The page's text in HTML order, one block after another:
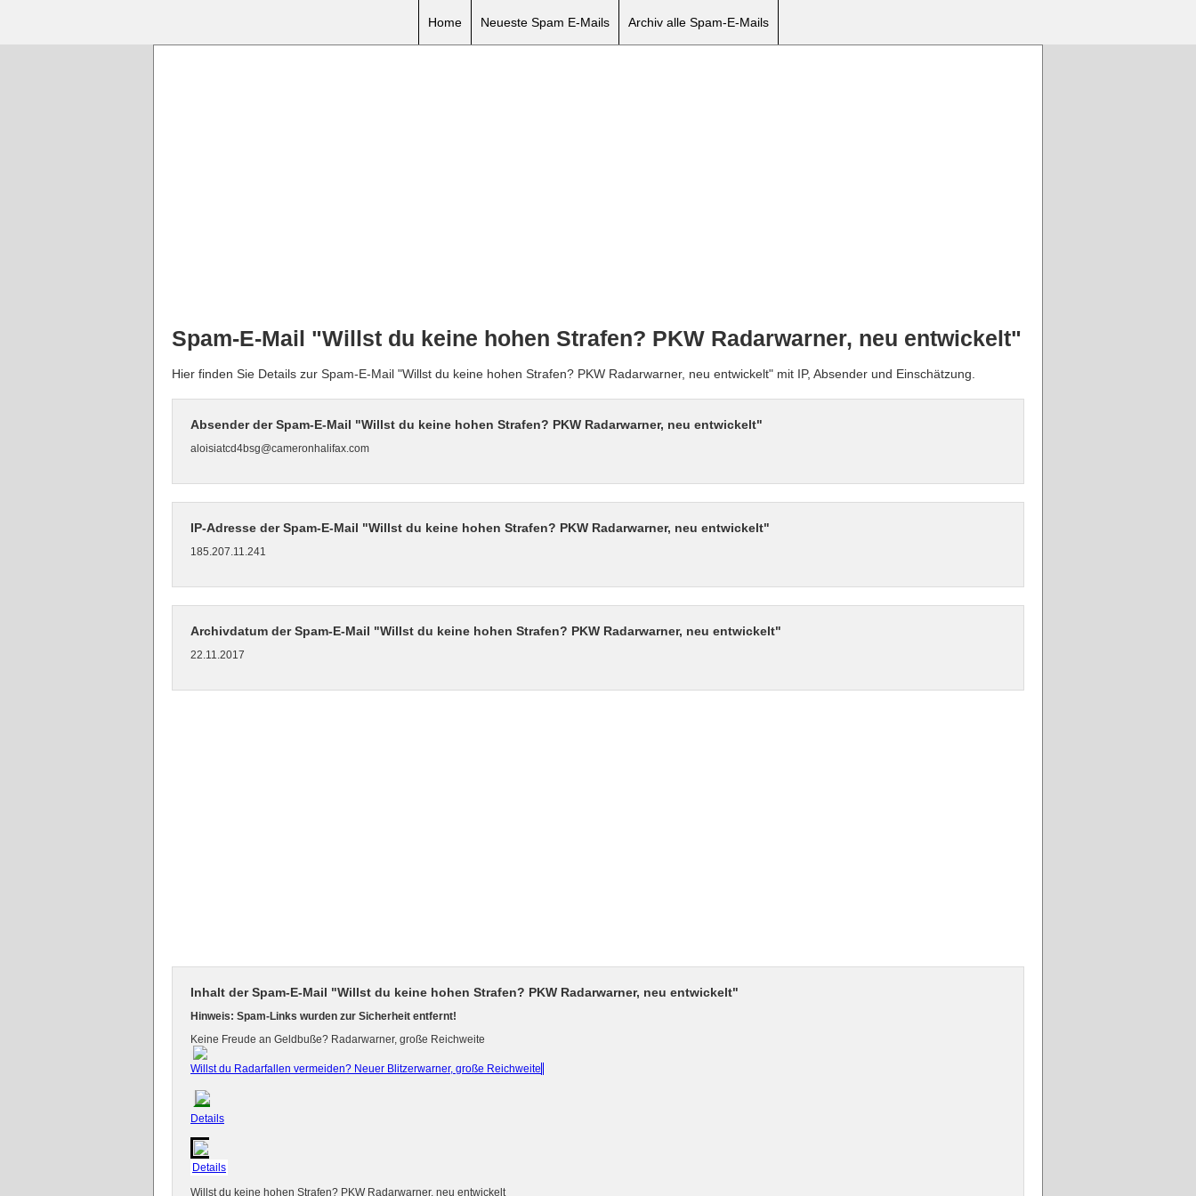
Home Neueste Spam E-Mails Archiv alle Spam-E-Mails
Spam-E-Mail "Willst du keine hohen Strafen? PKW Radarwarner, neu entwickelt"
Hier finden Sie Details zur Spam-E-Mail "Willst du keine hohen Strafen? PKW Radarwarner, neu entwickelt" mit IP, Absender und Einschätzung.
Absender der Spam-E-Mail "Willst du keine hohen Strafen? PKW Radarwarner, neu entwickelt"
aloisiatcd4bsg@cameronhalifax.com
IP-Adresse der Spam-E-Mail "Willst du keine hohen Strafen? PKW Radarwarner, neu entwickelt"
185.207.11.241
Archivdatum der Spam-E-Mail "Willst du keine hohen Strafen? PKW Radarwarner, neu entwickelt"
22.11.2017
Inhalt der Spam-E-Mail "Willst du keine hohen Strafen? PKW Radarwarner, neu entwickelt"
Hinweis: Spam-Links wurden zur Sicherheit entfernt!
Keine Freude an Geldbuße? Radarwarner, große Reichweite
Willst du Radarfallen vermeiden? Neuer Blitzerwarner, große Reichweite
Details
Details
Willst du keine hohen Strafen? PKW Radarwarner, neu entwickelt